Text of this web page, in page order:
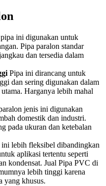
pipa ini digunakan untuk
Pipa paralon standar
dan tersedia dalam
Pipa ini dirancang untuk
dan sering digunakan dalam
Harganya lebih mahal
jenis ini digunakan
domestik dan industri.
pada ukuran dan ketebalan
ini lebih fleksibel dibandingkan
aplikasi tertentu seperti
kondensat. Jual Pipa PVC di
lebih tinggi karena
yang khusus.